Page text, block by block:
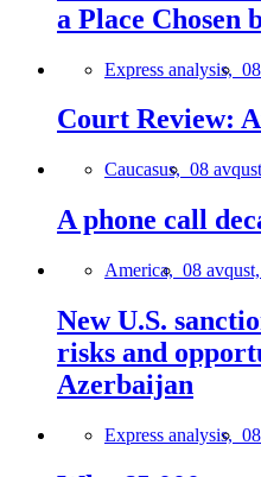
a Place Chosen
Express analysis,
Court Review:
Caucasus, 08
A phone call
America, 08
New U.S.
risks and
Azerbaijan
Express analysis,